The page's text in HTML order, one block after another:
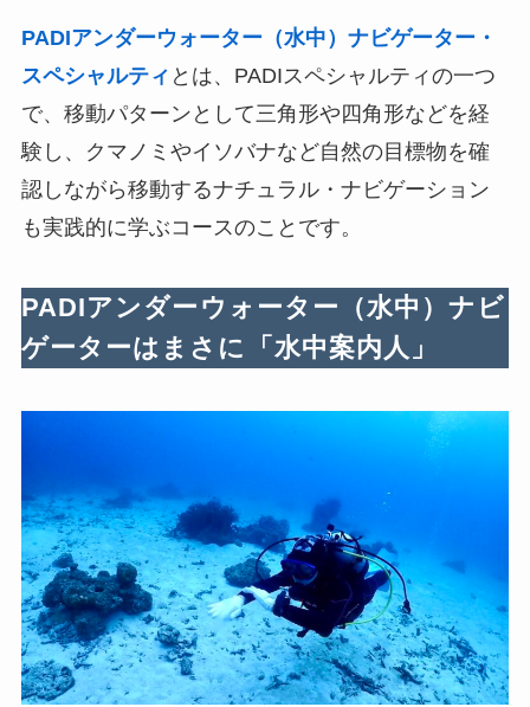
PADIアンダーウォーター（水中）ナビゲーター・
スペシャルティ とは、PADIスペシャルティの一つ
で、移動パターンとして三角形や四角形などを経
験し、クマノミやイソバナなど自然の目標物を確
認しながら移動するナチュラル・ナビゲーション
も実践的に学ぶコースのことです。
PADIアンダーウォーター（水中）ナビ
ゲーターはまさに「水中案内人」